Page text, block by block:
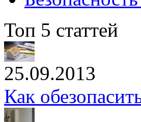
Топ 5 статтей
25.09.2013
Как